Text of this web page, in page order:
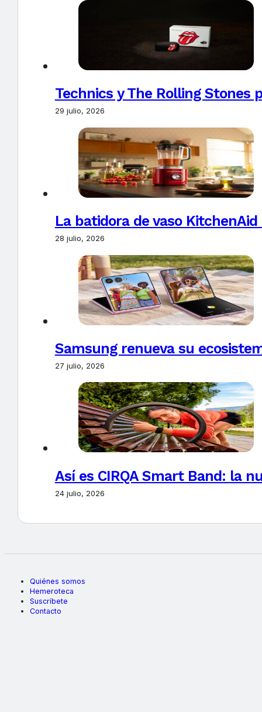
Technics y The Rolling Stones
29 julio, 2026
La batidora de vaso
28 julio, 2026
Samsung renueva su
27 julio, 2026
Así es CIRQA Smart Band: la
24 julio, 2026
Quiénes somos
Hemeroteca
Suscríbete
Contacto